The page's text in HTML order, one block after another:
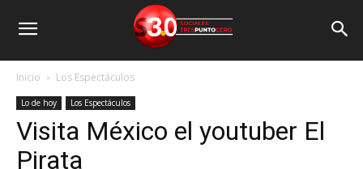
Inicio Los Espectáculos
Lo de hoy Los Espectáculos
Visita México el youtuber El
Pirata